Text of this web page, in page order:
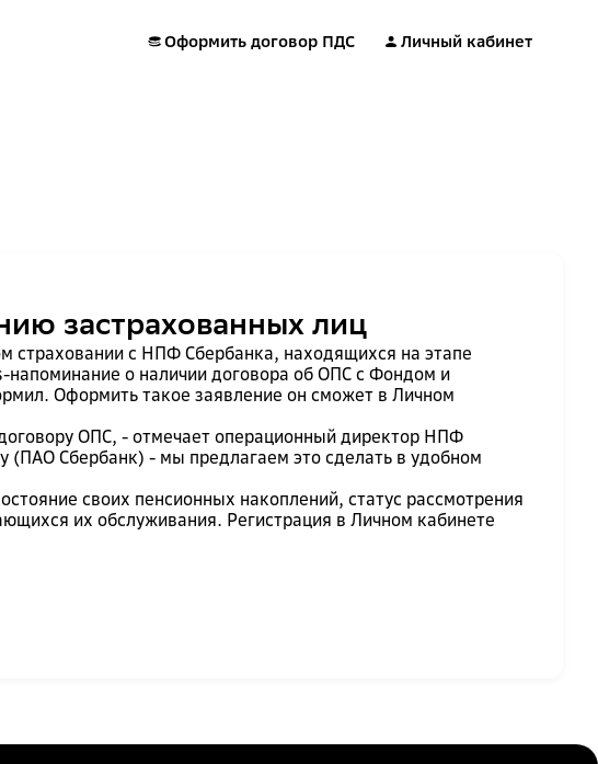
Оформить договор ПДС Личный кабинет
застрахованных лиц
страховании с НПФ Сбербанка, находящихся на этапе
напоминание о наличии договора об ОПС с Фондом и
Оформить такое заявление он сможет в Личном
ОПС, - отмечает операционный директор НПФ
(ПАО Сбербанк) - мы предлагаем это сделать в удобном
своих пенсионных накоплений, статус рассмотрения
их обслуживания. Регистрация в Личном кабинете